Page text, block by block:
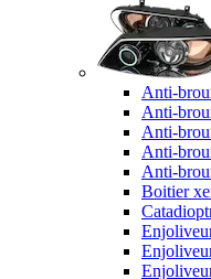
Anti-
Anti-
Anti-
Anti-
Anti-
Boitier